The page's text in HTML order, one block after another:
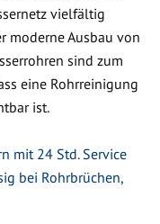
vielfältig
moderne Ausbau von
sind zum
eine Rohrreinigung
ist.
mit 24 Std. Service
bei Rohrbrüchen,